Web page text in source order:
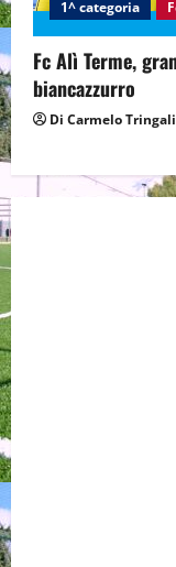
1^ categoria
Fc Alì Terme,
biancazzurro
Di Carmelo Tringali